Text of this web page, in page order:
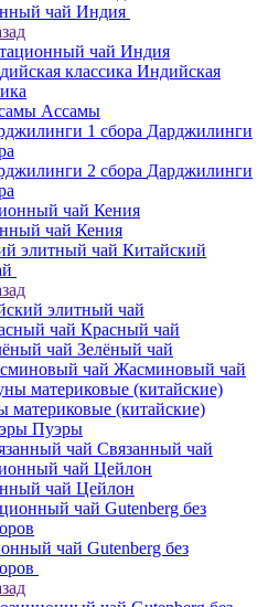
чай Индия
чай Индия
Индийская
Ассамы
Дарджилинги
Дарджилинги
чай Кения
Китайский
элитный чай
Красный чай
Зелёный чай
Жасминовый чай
материковые (китайские)
Пуэры
Связанный чай
чай Цейлон
чай Gutenberg без